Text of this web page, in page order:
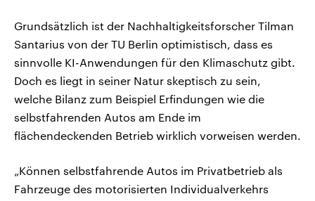
Grundsätzlich ist der Nachhaltigkeitsforscher Tilman
Santarius von der TU Berlin optimistisch, dass es
sinnvolle KI-Anwendungen für den Klimaschutz gibt.
Doch es liegt in seiner Natur skeptisch zu sein,
welche Bilanz zum Beispiel Erfindungen wie die
selbstfahrenden Autos am Ende im
flächendeckenden Betrieb wirklich vorweisen werden.
„Können selbstfahrende Autos im Privatbetrieb als
Fahrzeuge des motorisierten Individualverkehrs